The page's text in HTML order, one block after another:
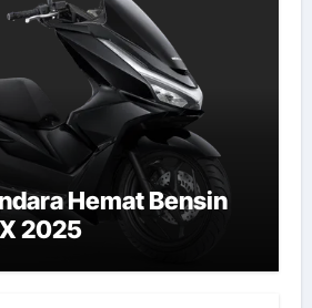
Hemat Bensin
2025